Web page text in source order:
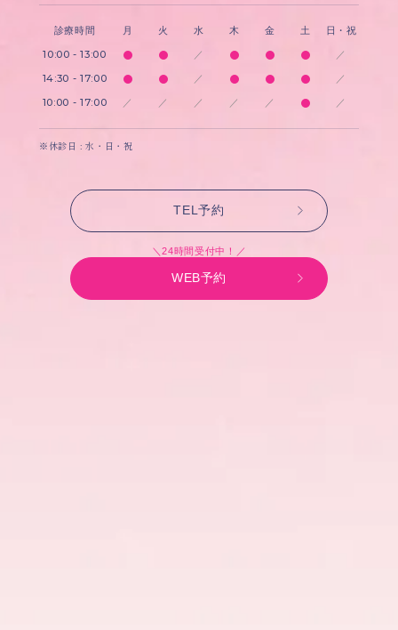
診療時間 月 火 水 木 金 土 日・祝
10:00 - 13:00 ／ ／
14:30 - 17:00 ／ ／
10:00 - 17:00 ／ ／ ／ ／ ／ ／
※休診日 : 水・日・祝
TEL予約
＼24時間受付中！／
WEB予約